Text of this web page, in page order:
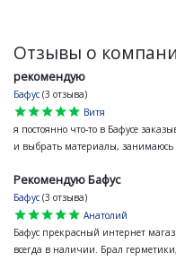
Отзывы о
рекомендую
Бафус (3 отзыва)
star
star
star
star
star
Витя
я постоянно что-то в Бафусе
и выбрать материалы, занимаюсь
Рекомендую Бафус
Бафус (3 отзыва)
star
star
star
star
star
Анатолий
Бафус прекрасный интернет
всегда в наличии. Брал